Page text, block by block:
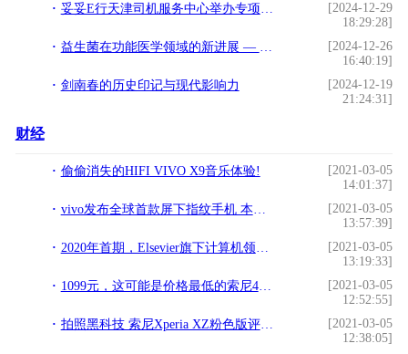
妥妥E行天津司机服务中心举办专项培训 响应全国11月消防宣传月
[2024-12-29
18:29:28]
益生菌在功能医学领域的新进展 — 第四届大会探索前沿科研
[2024-12-26
16:40:19]
剑南春的历史印记与现代影响力
[2024-12-19
21:24:31]
财经
偷偷消失的HIFI VIVO X9音乐体验!
[2021-03-05
14:01:37]
vivo发布全球首款屏下指纹手机 本月将在国内上市开售!
[2021-03-05
13:57:39]
2020年首期，Elsevier旗下计算机领域期刊!
[2021-03-05
13:19:33]
1099元，这可能是价格最低的索尼4800万主摄手机了!
[2021-03-05
12:52:55]
拍照黑科技 索尼Xperia XZ粉色版评测!
[2021-03-05
12:38:05]